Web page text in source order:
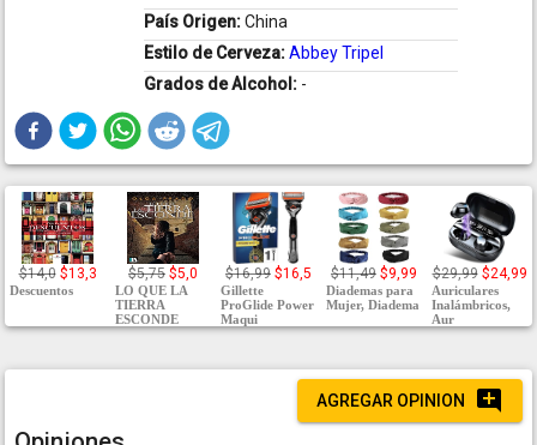
País Origen:China
Estilo de Cerveza:Abbey Tripel
Grados de Alcohol: -
$14,0 $13,3
Descuentos
$5,75 $5,0
LO QUE LA
TIERRA
ESCONDE
$16,99 $16,5
Gillette
ProGlide Power
Maqui
$11,49 $9,99
Diademas para
Mujer, Diadema
$29,99 $24,99
Auriculares
Inalámbricos,
Aur
AGREGAR OPINION